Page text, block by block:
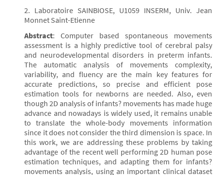
2. Laboratoire SAINBIOSE, U1059 INSERM, Univ. Jean
Monnet Saint-Etienne
Abstract: Computer based spontaneous movements
assessment is a highly predictive tool of cerebral palsy
and neurodevelopmental disorders in preterm infants.
The automatic analysis of movements complexity,
variability, and fluency are the main key features for
accurate predictions, so precise and efficient pose
estimation tools for newborns are needed. Also, even
though 2D analysis of infants? movements has made huge
advance and nowadays is widely used, it remains unable
to translate the whole-body movements information
since it does not consider the third dimension is space. In
this work, we are addressing these problems by taking
advantage of the recent well performing 2D human pose
estimation techniques, and adapting them for infants?
movements analysis, using an important clinical dataset